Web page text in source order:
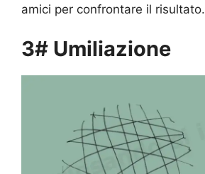
amici per confrontare il risultato.
3# Umiliazione